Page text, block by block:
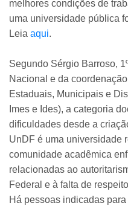
melhores condições de
uma universidade pública
Leia aqui.
Segundo Sérgio Barroso,
Nacional e da
Estaduais, Municipais e
Imes e Ides), a categoria
dificuldades desde a
UnDF é uma universidade
comunidade acadêmica
relacionadas ao
Federal e à falta de
Há pessoas indicadas